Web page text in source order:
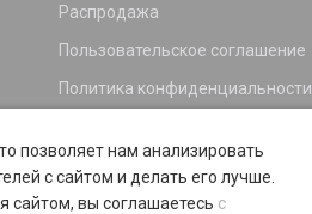
Распродажа
Пользовательское соглашение
Политика конфиденциальности
Программа лояльности
позволяет нам анализировать
с сайтом и делать его лучше.
сайтом, вы соглашаетесь с